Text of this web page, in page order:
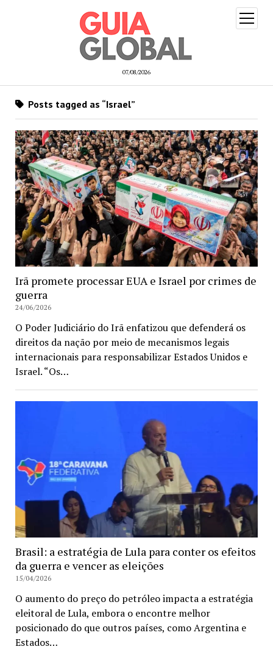
07/08/2026
open
menu
Posts tagged as “Israel”
Irã promete processar EUA e Israel por crimes de
guerra
24/06/2026
O Poder Judiciário do Irã enfatizou que defenderá os
direitos da nação por meio de mecanismos legais
internacionais para responsabilizar Estados Unidos e
Israel. “Os…
Brasil: a estratégia de Lula para conter os efeitos
da guerra e vencer as eleições
15/04/2026
O aumento do preço do petróleo impacta a estratégia
eleitoral de Lula, embora o encontre melhor
posicionado do que outros países, como Argentina e
Estados…